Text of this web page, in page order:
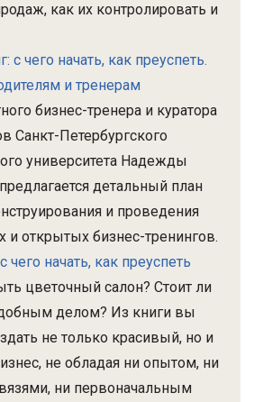
как их контролировать и
с чего начать, как преуспеть.
и тренерам
бизнес-тренера и куратора
Санкт-Петербургского
университета Надежды
детальный план
и проведения
и открытых бизнес-тренингов.
чего начать, как преуспеть
цветочный салон? Стоит ли
делом? Из книги вы
не только красивый, но и
не обладая ни опытом, ни
ни первоначальным